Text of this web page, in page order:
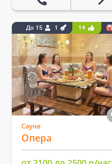
До 15 1 14
Сауна
Опера